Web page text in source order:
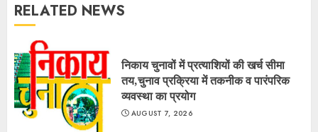
RELATED NEWS
निकाय चुनावों में प्रत्याशियों की खर्च सीमा
तय,चुनाव प्रक्रिया में तकनीक व पारंपरिक
व्यवस्था का प्रयोग
AUGUST 7, 2026